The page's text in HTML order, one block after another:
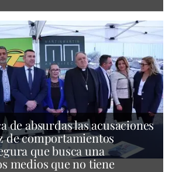
de absurdas las acusaciones
de comportamientos
que busca una
medios que no tiene